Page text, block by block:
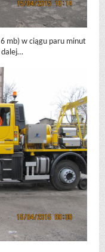
mb) w ciągu paru minut
dalej…